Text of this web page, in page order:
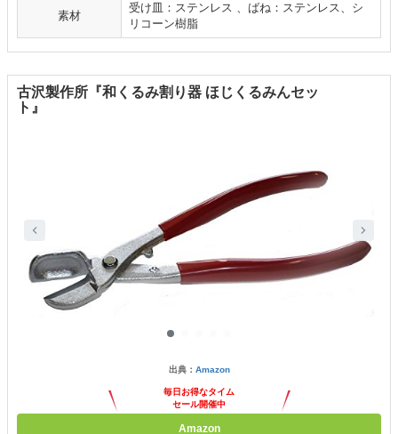
素材
受け皿：ステンレス 、ばね：ステンレス、シ
リコーン樹脂
古沢製作所『和くるみ割り器 ほじくるみんセッ
ト』
出典： Amazon
毎日お得なタイム
セール開催中
Amazon